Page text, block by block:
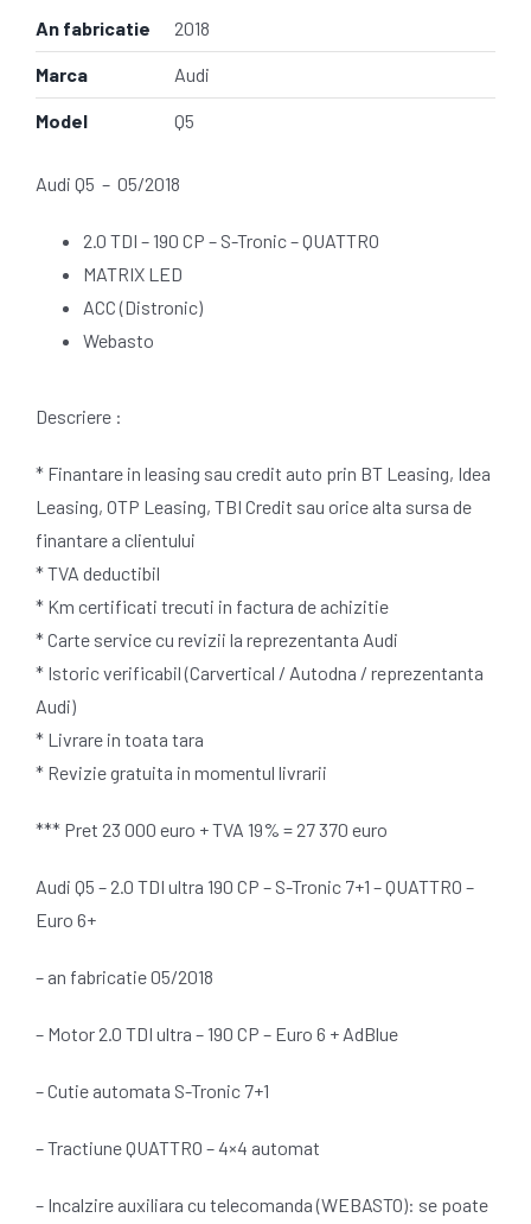
An fabricatie 2018
Marca Audi
Model Q5
Audi Q5 – 05/2018
2.0 TDI – 190 CP – S-Tronic – QUATTRO
MATRIX LED
ACC (Distronic)
Webasto
Descriere :
* Finantare in leasing sau credit auto prin BT Leasing, Idea
Leasing, OTP Leasing, TBI Credit sau orice alta sursa de
finantare a clientului
* TVA deductibil
* Km certificati trecuti in factura de achizitie
* Carte service cu revizii la reprezentanta Audi
* Istoric verificabil (Carvertical / Autodna / reprezentanta
Audi)
* Livrare in toata tara
* Revizie gratuita in momentul livrarii
*** Pret 23 000 euro + TVA 19% = 27 370 euro
Audi Q5 – 2.0 TDI ultra 190 CP – S-Tronic 7+1 – QUATTRO –
Euro 6+
– an fabricatie 05/2018
– Motor 2.0 TDI ultra – 190 CP – Euro 6 + AdBlue
– Cutie automata S-Tronic 7+1
– Tractiune QUATTRO – 4×4 automat
– Incalzire auxiliara cu telecomanda (WEBASTO): se poate